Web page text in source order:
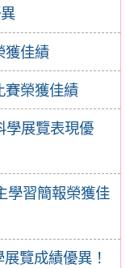
獲佳績
賽榮獲佳績
學展覽表現優
學習簡報榮獲佳
覽成績優異！